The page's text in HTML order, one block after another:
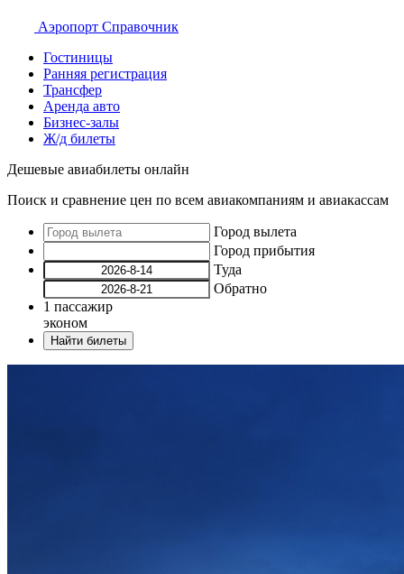
Аэропорт Справочник
Гостиницы
Ранняя регистрация
Трансфер
Аренда авто
Бизнес-залы
Ж/д билеты
Дешевые авиабилеты онлайн
Поиск и сравнение цен по всем авиакомпаниям и авиакассам
Город вылета
Город прибытия
Туда
Обратно
1 пассажир
эконом
Найти билеты